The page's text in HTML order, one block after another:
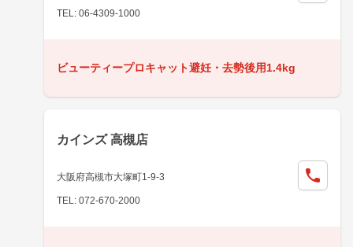
TEL: 06-4309-1000
ビューティープロキャット避妊・去勢後用1.4kg
カインズ 高槻店
大阪府高槻市大塚町1-9-3
TEL: 072-670-2000